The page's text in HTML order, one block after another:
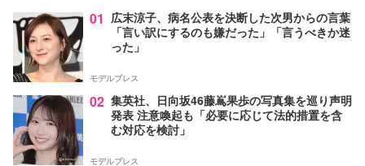
01 広末涼子、病名公表を決断した次男からの言葉
「言い訳にするのも嫌だった」「言うべきか迷
った」
モデルプレス
02 集英社、日向坂46藤嶌果歩の写真集を巡り声明
発表 注意喚起も「必要に応じて法的措置を含
む対応を検討」
モデルプレス